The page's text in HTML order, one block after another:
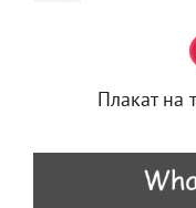
Плакат на